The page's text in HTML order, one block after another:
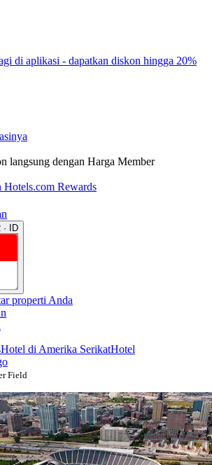
di aplikasi - dapatkan diskon hingga 20%
langsung dengan Harga Member
Hotels.com Rewards
· ID
properti Anda
Hotel di Amerika SerikatHotel
Field